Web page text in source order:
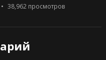
38,962просмотров